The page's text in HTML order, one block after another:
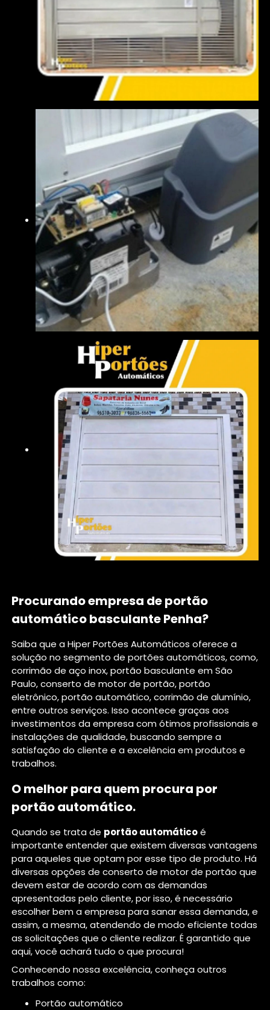
Procurando empresa de portão
automático basculante Penha?
Saiba que a Hiper Portões Automáticos oferece a
solução no segmento de portões automáticos, como,
corrimão de aço inox, portão basculante em São
Paulo, conserto de motor de portão, portão
eletrônico, portão automático, corrimão de alumínio,
entre outros serviços. Isso acontece graças aos
investimentos da empresa com ótimos profissionais e
instalações de qualidade, buscando sempre a
satisfação do cliente e a excelência em produtos e
trabalhos.
O melhor para quem procura por
portão automático.
Quando se trata de portão automáticoé
importante entender que existem diversas vantagens
para aqueles que optam por esse tipo de produto. Há
diversas opções de conserto de motor de portão que
devem estar de acordo com as demandas
apresentadas pelo cliente, por isso, é necessário
escolher bem a empresa para sanar essa demanda, e
assim, a mesma, atendendo de modo eficiente todas
as solicitações que o cliente realizar. É garantido que
aqui, você achará tudo o que procura!
Conhecendo nossa excelência, conheça outros
trabalhos como:
portão automático